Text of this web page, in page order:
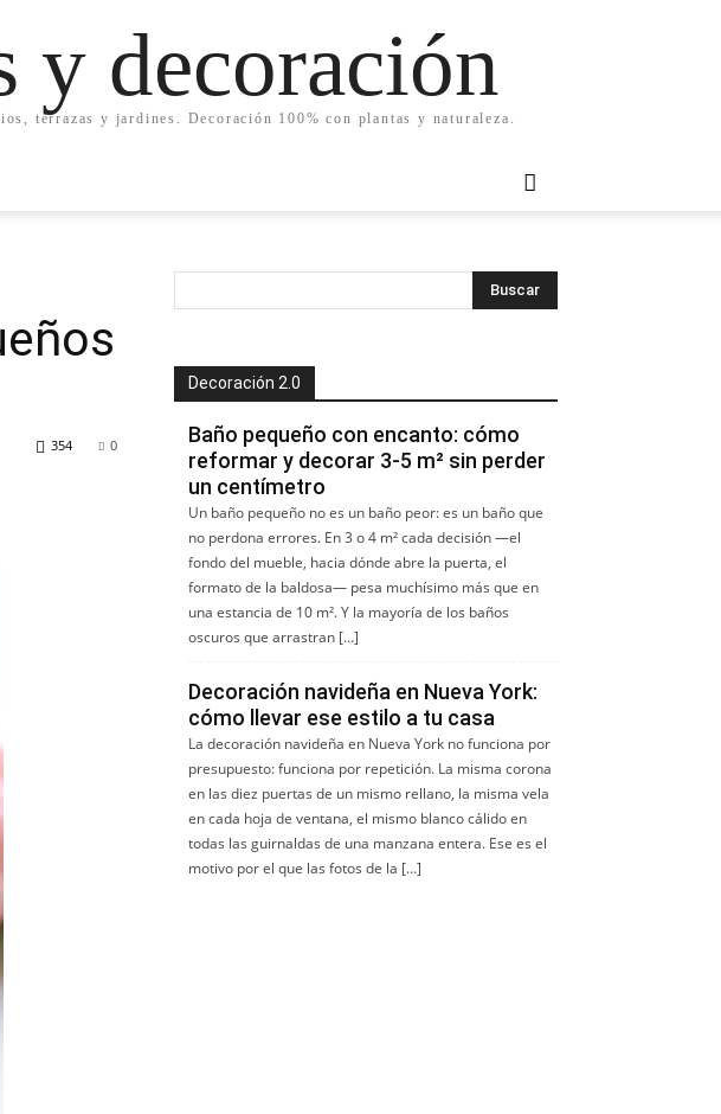
y decoración
terrazas y jardines. Decoración 100% con plantas y naturaleza.
0
354
Decoración 2.0
Baño pequeño con encanto: cómo
reformar y decorar 3-5 m² sin perder
un centímetro
Un baño pequeño no es un baño peor: es un baño que
no perdona errores. En 3 o 4 m² cada decisión —el
fondo del mueble, hacia dónde abre la puerta, el
formato de la baldosa— pesa muchísimo más que en
una estancia de 10 m². Y la mayoría de los baños
oscuros que arrastran […]
Decoración navideña en Nueva York:
cómo llevar ese estilo a tu casa
La decoración navideña en Nueva York no funciona por
presupuesto: funciona por repetición. La misma corona
en las diez puertas de un mismo rellano, la misma vela
en cada hoja de ventana, el mismo blanco cálido en
todas las guirnaldas de una manzana entera. Ese es el
motivo por el que las fotos de la […]